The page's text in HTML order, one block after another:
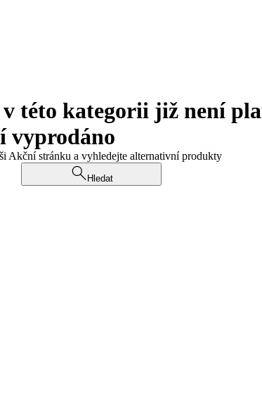
této kategorii již není
vyprodáno
Akční stránku a vyhledejte alternativní produkty
Hledat